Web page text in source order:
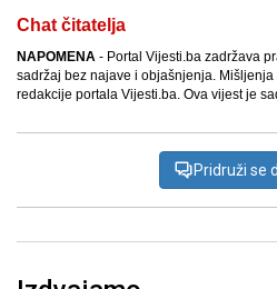
Chat čitatelja
NAPOMENA - Portal Vijesti.ba zadržava
sadržaj bez najave i objašnjenja.
redakcije portala Vijesti.ba. Ova vijest je
Pridruži se